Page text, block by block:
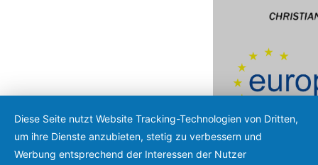
Diese Seite nutzt Website Tracking-Technologien von Dritten,
um ihre Dienste anzubieten, stetig zu verbessern und
Werbung entsprechend der Interessen der Nutzer